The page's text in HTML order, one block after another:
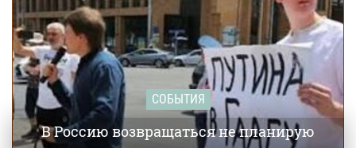
СОБЫТИЯ
В Россию возвращаться не планирую